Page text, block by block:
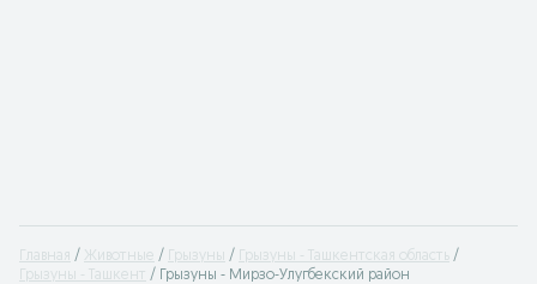
Главная Животные Грызуны
Грызуны - Ташкентская область
Грызуны - Ташкент
Грызуны - Мирзо-Улугбекский район